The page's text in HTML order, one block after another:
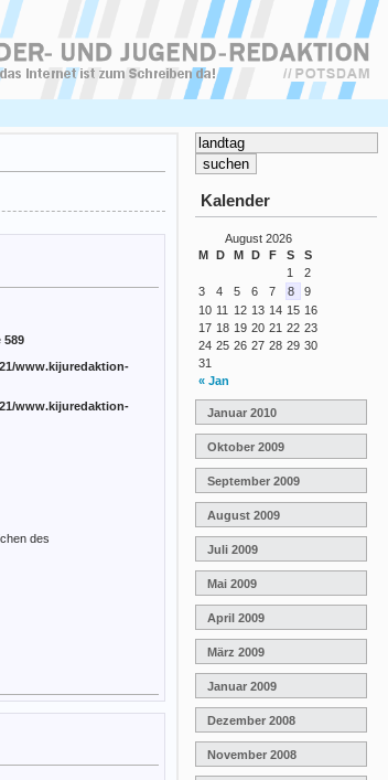
Kalender
August 2026
M D M D F S S
« Jan
1
2
3
4 5 6 7 8
9
10 11 12 13 14 15 16
17 18 19 20 21 22 23
24 25 26 27 28 29 30
31
Januar 2010
Oktober 2009
September 2009
August 2009
Juli 2009
Mai 2009
April 2009
März 2009
Januar 2009
Dezember 2008
November 2008
589
www.kijuredaktion-
www.kijuredaktion-
des